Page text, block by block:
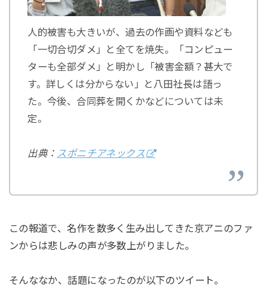
人的被害も大きいが、過去の作画や資料なども
「一切合切ダメ」と全てを焼失。「コンピュー
ターも全部ダメ」と明かし「被害金額？甚大で
す。詳しくは分からない」と八田社長は語っ
た。今後、合同葬を開くかなどについては未
定。
出典： スポニチアネックス
この報道で、名作を数多く生み出してきた京アニのファ
ンからは悲しみの声が多数上がりました。
そんななか、話題になったのが以下のツイート。